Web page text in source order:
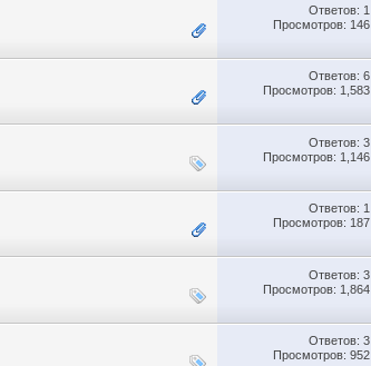
Ответов: 1
Просмотров: 146
Ответов: 6
Просмотров: 1,583
Ответов: 3
Просмотров: 1,146
Ответов: 1
Просмотров: 187
Ответов: 3
Просмотров: 1,864
Ответов: 3
Просмотров: 952